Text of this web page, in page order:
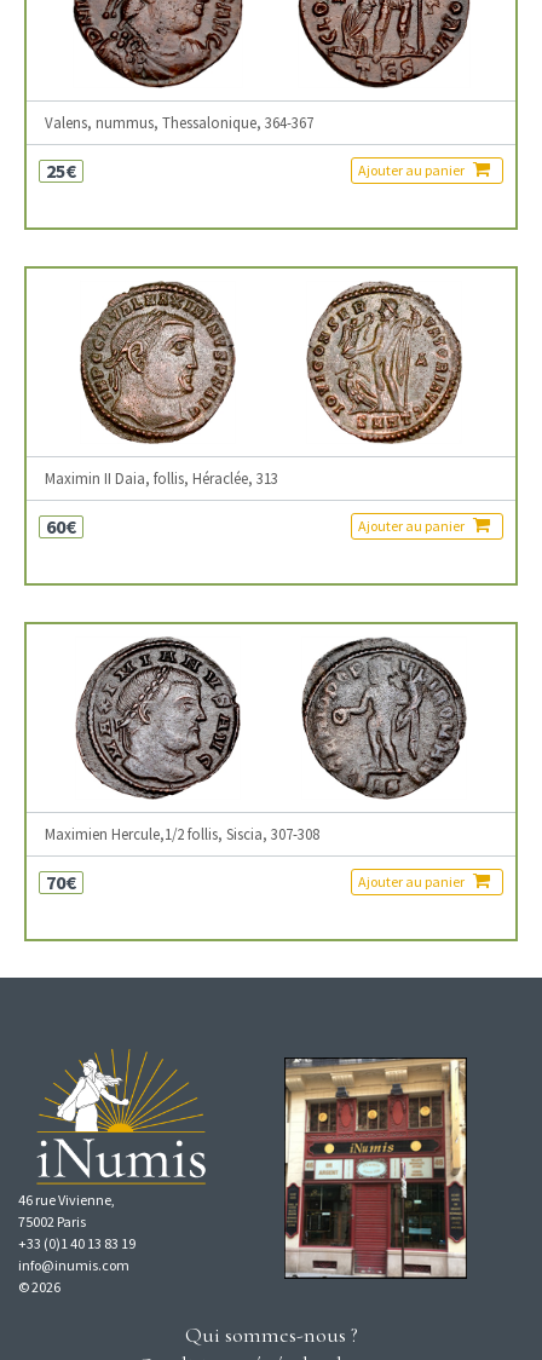
Valens, nummus, Thessalonique, 364-367
25€ Ajouter au panier
Maximin II Daia, follis, Héraclée, 313
60€ Ajouter au panier
Maximien Hercule,1/2 follis, Siscia, 307-308
70€ Ajouter au panier
46 rue Vivienne,
75002 Paris
+33 (0)1 40 13 83 19
info@inumis.com
© 2026
Qui sommes-nous ?